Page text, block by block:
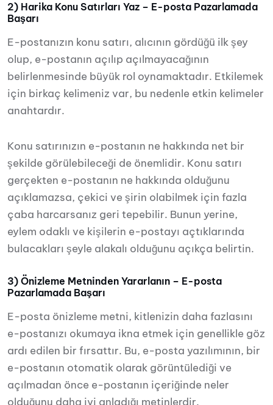
2) Harika Konu Satırları Yaz – E-posta Pazarlamada
Başarı
E-postanızın konu satırı, alıcının gördüğü ilk şey
olup, e-postanın açılıp açılmayacağının
belirlenmesinde büyük rol oynamaktadır. Etkilemek
için birkaç kelimeniz var, bu nedenle etkin kelimeler
anahtardır.
Konu satırınızın e-postanın ne hakkında net bir
şekilde görülebileceği de önemlidir. Konu satırı
gerçekten e-postanın ne hakkında olduğunu
açıklamazsa, çekici ve şirin olabilmek için fazla
çaba harcarsanız geri tepebilir. Bunun yerine,
eylem odaklı ve kişilerin e-postayı açtıklarında
bulacakları şeyle alakalı olduğunu açıkça belirtin.
3) Önizleme Metninden Yararlanın – E-posta
Pazarlamada Başarı
E-posta önizleme metni, kitlenizin daha fazlasını
e-postanızı okumaya ikna etmek için genellikle göz
ardı edilen bir fırsattır. Bu, e-posta yazılımının, bir
e-postanın otomatik olarak görüntülediği ve
açılmadan önce e-postanın içeriğinde neler
olduğunu daha iyi anladığı metinlerdir.